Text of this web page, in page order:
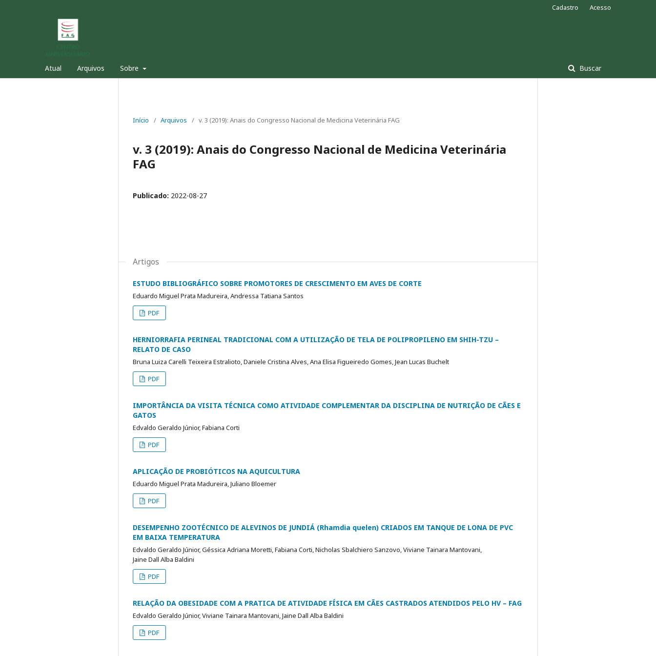
Atual Arquivos Sobre Buscar
Cadastro Acesso
Início / Arquivos / v. 3 (2019): Anais do Congresso Nacional de Medicina Veterinária FAG
v. 3 (2019): Anais do Congresso Nacional de Medicina Veterinária
FAG
Publicado: 2022-08-27
Artigos
ESTUDO BIBLIOGRÁFICO SOBRE PROMOTORES DE CRESCIMENTO EM AVES DE CORTE
Eduardo Miguel Prata Madureira, Andressa Tatiana Santos
PDF
HERNIORRAFIA PERINEAL TRADICIONAL COM A UTILIZAÇÃO DE TELA DE POLIPROPILENO EM SHIH-TZU –
RELATO DE CASO
Bruna Luiza Carelli Teixeira Estralioto, Daniele Cristina Alves, Ana Elisa Figueiredo Gomes, Jean Lucas Buchelt
PDF
IMPORTÂNCIA DA VISITA TÉCNICA COMO ATIVIDADE COMPLEMENTAR DA DISCIPLINA DE NUTRIÇÃO DE CÃES E
GATOS
Edvaldo Geraldo Júnior, Fabiana Corti
PDF
APLICAÇÃO DE PROBIÓTICOS NA AQUICULTURA
Eduardo Miguel Prata Madureira, Juliano Bloemer
PDF
DESEMPENHO ZOOTÉCNICO DE ALEVINOS DE JUNDIÁ (Rhamdia quelen) CRIADOS EM TANQUE DE LONA DE PVC
EM BAIXA TEMPERATURA
Edvaldo Geraldo Júnior, Géssica Adriana Moretti, Fabiana Corti, Nicholas Sbalchiero Sanzovo, Viviane Tainara Mantovani,
Jaine Dall Alba Baldini
PDF
RELAÇÃO DA OBESIDADE COM A PRATICA DE ATIVIDADE FÍSICA EM CÃES CASTRADOS ATENDIDOS PELO HV – FAG
Edvaldo Geraldo Júnior, Viviane Tainara Mantovani, Jaine Dall Alba Baldini
PDF